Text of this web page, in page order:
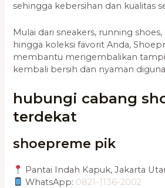
sehingga kebersihan dan kualitas
Mulai dari sneakers, running
hingga koleksi favorit Anda,
membantu mengembalikan
kembali bersih dan nyaman
hubungi cabang
terdekat
shoepreme pik
Pantai Indah Kapuk, Jakarta
WhatsApp: 0821-1136-2002